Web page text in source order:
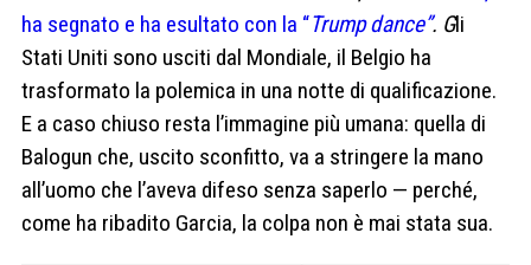
ha segnato e ha esultato con la “Trump dance”. Gli
Stati Uniti sono usciti dal Mondiale, il Belgio ha
trasformato la polemica in una notte di qualificazione.
E a caso chiuso resta l’immagine più umana: quella di
Balogun che, uscito sconfitto, va a stringere la mano
all’uomo che l’aveva difeso senza saperlo — perché,
come ha ribadito Garcia, la colpa non è mai stata sua.